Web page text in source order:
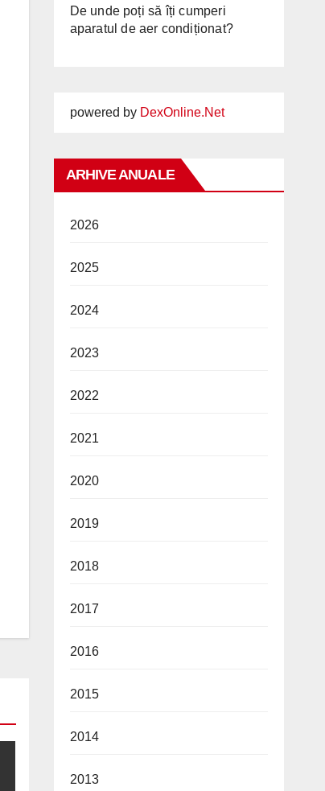
De unde poți să îți cumperi
aparatul de aer condiționat?
powered by DexOnline.Net
ARHIVE ANUALE
2026
2025
2024
2023
2022
2021
2020
2019
2018
2017
2016
2015
2014
2013